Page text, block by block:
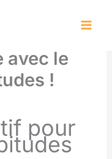
avec le
!
pour